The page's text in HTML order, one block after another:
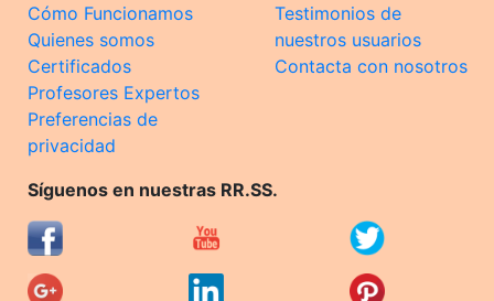
Cómo Funcionamos
Quienes somos
Certificados
Profesores Expertos
Preferencias de
privacidad
Testimonios de
nuestros usuarios
Contacta con nosotros
Síguenos en nuestras RR.SS.